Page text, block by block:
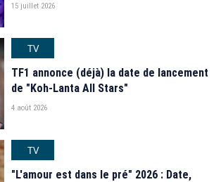
15 juillet 2026
TV
TF1 annonce (déjà) la date de lancement
de "Koh-Lanta All Stars"
4 août 2026
TV
"L'amour est dans le pré" 2026 : Date,